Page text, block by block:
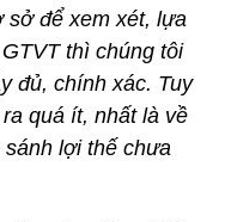
sở để xem xét, lựa
thì chúng tôi
đủ, chính xác. Tuy
quá ít, nhất là về
lợi thế chưa